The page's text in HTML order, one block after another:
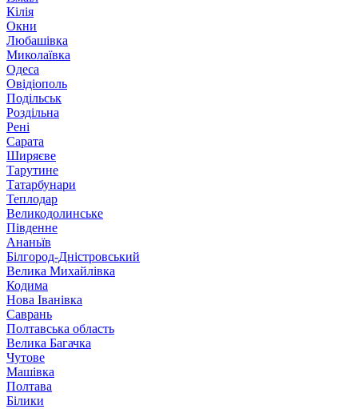
Кілія
Окни
Любашівка
Миколаївка
Одеса
Овідіополь
Подільськ
Роздільна
Рені
Сарата
Ширяєве
Тарутине
Татарбунари
Теплодар
Великодолинське
Південне
Ананьїв
Білгород-Дністровський
Велика Михайлівка
Кодима
Нова Іванівка
Саврань
Полтавська область
Велика Багачка
Чутове
Машівка
Полтава
Білики